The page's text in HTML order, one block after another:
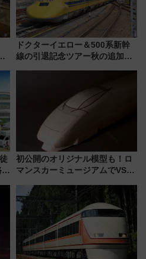
ドクターイエロー＆500系新幹
線の引退記念ツアー秋の追加企
初公開のオリジナル模型も！ロ
マンスカーミュージアムでVSE
15日スタート